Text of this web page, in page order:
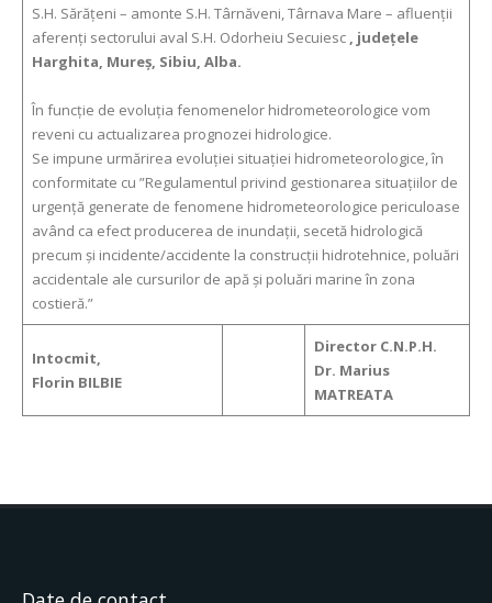
S.H. Sărățeni – amonte S.H. Târnăveni, Târnava Mare – afluenţii
aferenţi sectorului aval S.H. Odorheiu Secuiesc , judeţele
Harghita, Mureș, Sibiu, Alba.
În funcţie de evoluţia fenomenelor hidrometeorologice vom
reveni cu actualizarea prognozei hidrologice.
Se impune urmărirea evoluţiei situaţiei hidrometeorologice, în
conformitate cu ”Regulamentul privind gestionarea situaţiilor de
urgenţă generate de fenomene hidrometeorologice periculoase
având ca efect producerea de inundaţii, secetă hidrologică
precum şi incidente/accidente la construcţii hidrotehnice, poluări
accidentale ale cursurilor de apă şi poluări marine în zona
costieră.”
Intocmit,
Florin BILBIE
Director C.N.P.H.
Dr. Marius
MATREATA